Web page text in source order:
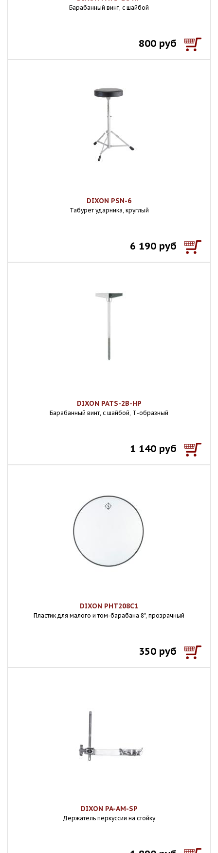
Барабанный винт, с шайбой
800 руб
DIXON PSN-6
Табурет ударника, круглый
6 190 руб
DIXON PATS-2B-HP
Барабанный винт, с шайбой, Т-образный
1 140 руб
DIXON PHT208C1
Пластик для малого и том-барабана 8", прозрачный
350 руб
DIXON PA-AM-SP
Держатель перкуссии на стойку